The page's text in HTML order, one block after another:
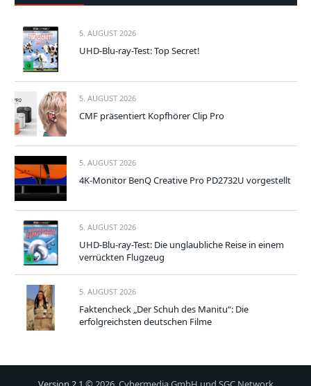
5. AUGUST 2026
UHD-Blu-ray-Test: Top Secret!
5. AUGUST 2026
CMF präsentiert Kopfhörer Clip Pro
5. AUGUST 2026
4K-Monitor BenQ Creative Pro PD2732U vorgestellt
5. AUGUST 2026
UHD-Blu-ray-Test: Die unglaubliche Reise in einem
verrückten Flugzeug
5. AUGUST 2026
Faktencheck „Der Schuh des Manitu“: Die
erfolgreichsten deutschen Filme